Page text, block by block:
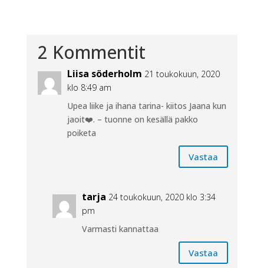
2 Kommentit
Liisa söderholm 21 toukokuun, 2020
klo 8:49 am
Upea liike ja ihana tarina- kiitos Jaana kun
jaoit❤️. – tuonne on kesällä pakko
poiketa
Vastaa
tarja 24 toukokuun, 2020 klo 3:34
pm
Varmasti kannattaa
Vastaa